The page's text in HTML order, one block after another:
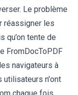
Le problème
réassigner les
qu’on tente de
FromDocToPDF
navigateurs à
utilisateurs n'ont